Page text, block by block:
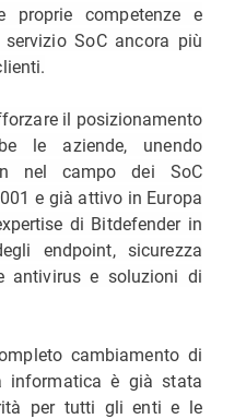
proprie competenze e
SoC ancora più
il posizionamento
le aziende, unendo
nel campo dei SoC
e già attivo in Europa
di Bitdefender in
endpoint, sicurezza
antivirus e soluzioni di
cambiamento di
informatica è già stata
per tutti gli enti e le